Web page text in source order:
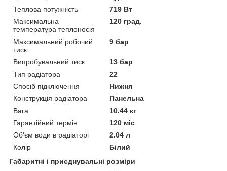
Теплова потужність
719 Вт
Максимальна
температура теплоносія
120 град.
Максимальний робочий
тиск
9 бар
Випробувальний тиск
13 бар
Тип радіатора
22
Спосіб підключення
Нижня
Конструкція радіатора
Панельна
Вага
10.44 кг
Гарантійний термін
120 міс
Об'єм води в радіаторі
2.04 л
Колір
Білий
Габаритні і приєднувальні розміри